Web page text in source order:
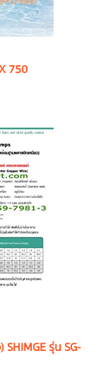
750
รุ่น SG-